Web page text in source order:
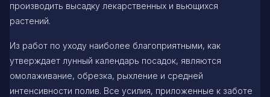
производить высадку лекарственных и вьющихся
растений.
Из работ по уходу наиболее благоприятными, как
утверждает лунный календарь посадок, являются
омолаживание, обрезка, рыхление и средней
интенсивности полив. Все усилия, приложенные к заботе